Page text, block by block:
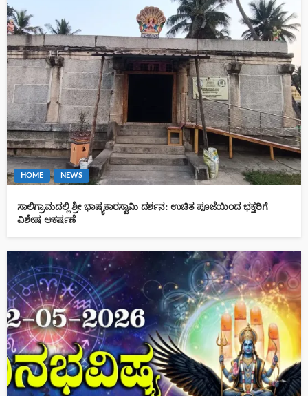
HOME NEWS
ಸಾಲಿಗ್ರಾಮದಲ್ಲಿ ಶ್ರೀ ಭಾಷ್ಯಕಾರಸ್ವಾಮಿ ದರ್ಶನ: ಉಚಿತ ಪೂಜೆಯಿಂದ ಭಕ್ತರಿಗೆ
ವಿಶೇಷ ಆಕರ್ಷಣೆ